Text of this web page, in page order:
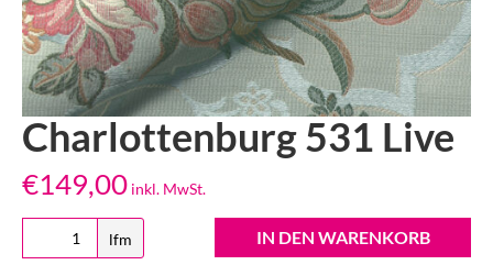
Charlottenburg 531 Live
€149,00 inkl. MwSt.
Charlottenburg
531
lfm IN DEN WARENKORB